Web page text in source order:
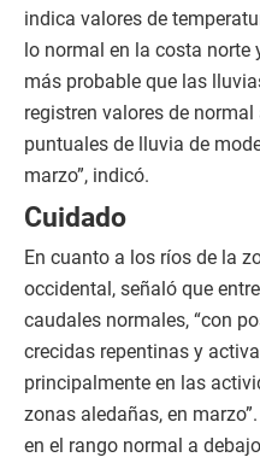
indica valores de
lo normal en la costa norte
más probable que las
registren valores de
puntuales de lluvia de
marzo”, indicó.
Cuidado
En cuanto a los ríos de la
occidental, señaló que
caudales normales, “con
crecidas repentinas y
principalmente en las
zonas aledañas, en
en el rango normal a